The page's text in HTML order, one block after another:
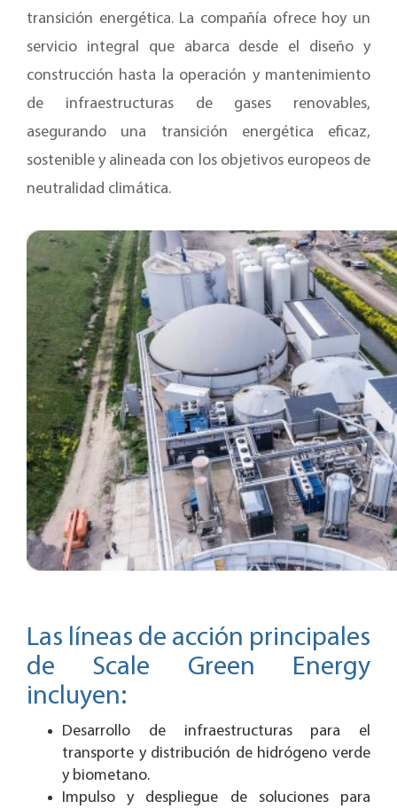
transición energética. La compañía ofrece hoy un
servicio integral que abarca desde el diseño y
construcción hasta la operación y mantenimiento
de infraestructuras de gases renovables,
asegurando una transición energética eficaz,
sostenible y alineada con los objetivos europeos de
neutralidad climática.
Las líneas de acción principales
de Scale Green Energy
incluyen:
Desarrollo de infraestructuras para el
transporte y distribución de hidrógeno verde
y biometano.
Impulso y despliegue de soluciones para